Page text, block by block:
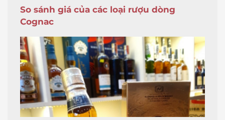
So sánh giá của các loại rượu dòng
Cognac